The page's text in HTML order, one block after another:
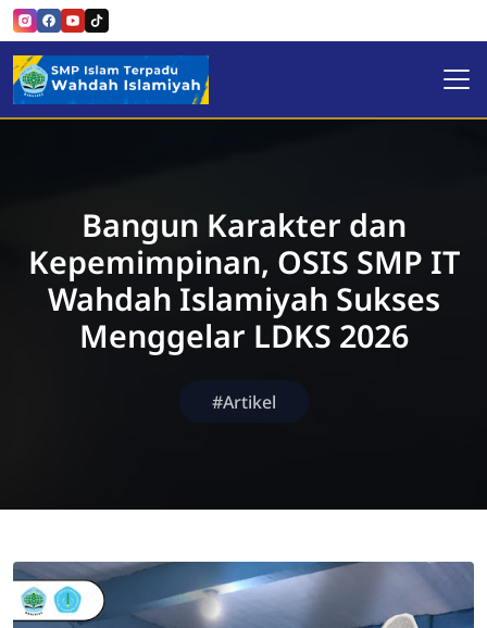
SMP Islam Terpadu Wahdah
Bangun Karakter dan
Kepemimpinan, OSIS SMP IT
Wahdah Islamiyah Sukses
Menggelar LDKS 2026
#Artikel